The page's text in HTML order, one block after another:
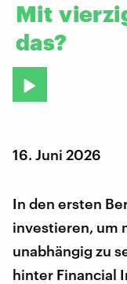
Mit
das?
16. Juni 2026
In den ersten
investieren, um
unabhängig zu
hinter Financial